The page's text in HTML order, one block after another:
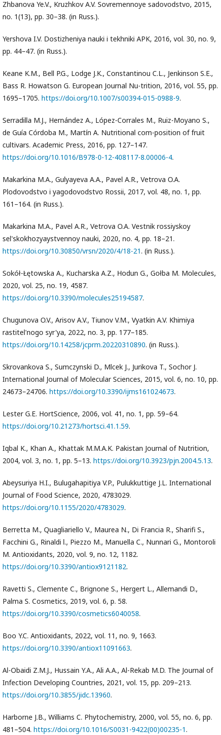
Zhbanova Ye.V., Kruzhkov A.V. Sovremennoye sadovodstvo, 2015,
no. 1(13), pp. 30–38. (in Russ.).
Yershova I.V. Dostizheniya nauki i tekhniki APK, 2016, vol. 30, no. 9,
pp. 44–47. (in Russ.).
Keane K.M., Bell P.G., Lodge J.K., Constantinou C.L., Jenkinson S.E.,
Bass R. Howatson G. European Journal Nu-trition, 2016, vol. 55, pp.
1695–1705. https://doi.org/10.1007/s00394-015-0988-9.
Serradilla M.J., Hernández A., López-Corrales M., Ruiz-Moyano S.,
de Guía Córdoba M., Martín A. Nutritional com-position of fruit
cultivars. Academic Press, 2016, pp. 127–147.
https://doi.org/10.1016/B978-0-12-408117-8.00006-4.
Makarkina M.A., Gulyayeva A.A., Pavel A.R., Vetrova O.A.
Plodovodstvo i yagodovodstvo Rossii, 2017, vol. 48, no. 1, pp.
161–164. (in Russ.).
Makarkina M.A., Pavel A.R., Vetrova O.A. Vestnik rossiyskoy
sel'skokhozyaystvennoy nauki, 2020, no. 4, pp. 18–21.
https://doi.org/10.30850/vrsn/2020/4/18-21. (in Russ.).
Sokół-Łętowska A., Kucharska A.Z., Hodun G., Gołba M. Molecules,
2020, vol. 25, no. 19, 4587.
https://doi.org/10.3390/molecules25194587.
Chugunova O.V., Arisov A.V., Tiunov V.M., Vyatkin A.V. Khimiya
rastitel'nogo syr'ya, 2022, no. 3, pp. 177–185.
https://doi.org/10.14258/jcprm.20220310890. (in Russ.).
Skrovankova S., Sumczynski D., Mlcek J., Jurikova T., Sochor J.
International Journal of Molecular Sciences, 2015, vol. 6, no. 10, pp.
24673–24706. https://doi.org/10.3390/ijms161024673.
Lester G.E. HortScience, 2006, vol. 41, no. 1, pp. 59–64.
https://doi.org/10.21273/hortsci.41.1.59.
Iqbal K., Khan A., Khattak M.M.A.K. Pakistan Journal of Nutrition,
2004, vol. 3, no. 1, pp. 5–13. https://doi.org/10.3923/pjn.2004.5.13.
Abeysuriya H.I., Bulugahapitiya V.P., Pulukkuttige J.L. International
Journal of Food Science, 2020, 4783029.
https://doi.org/10.1155/2020/4783029.
Berretta M., Quagliariello V., Maurea N., Di Francia R., Sharifi S.,
Facchini G., Rinaldi l., Piezzo M., Manuella C., Nunnari G., Montoroli
M. Antioxidants, 2020, vol. 9, no. 12, 1182.
https://doi.org/10.3390/antiox9121182.
Ravetti S., Clemente C., Brignone S., Hergert L., Allemandi D.,
Palma S. Cosmetics, 2019, vol. 6, p. 58.
https://doi.org/10.3390/cosmetics6040058.
Boo Y.C. Antioxidants, 2022, vol. 11, no. 9, 1663.
https://doi.org/10.3390/antiox11091663.
Al-Obaidi Z.M.J., Hussain Y.A., Ali A.A., Al-Rekab M.D. The Journal of
Infection Developing Countries, 2021, vol. 15, pp. 209–213.
https://doi.org/10.3855/jidc.13960.
Harborne J.B., Williams C. Phytochemistry, 2000, vol. 55, no. 6, pp.
481–504. https://doi.org/10.1016/S0031-9422(00)00235-1.